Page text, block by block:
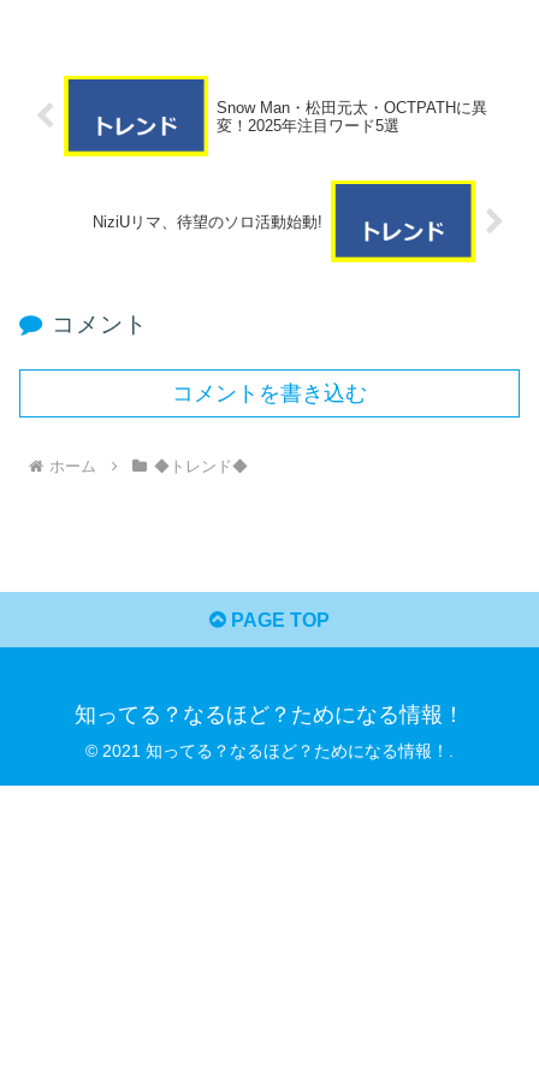
Snow Man・松田元太・OCTPATHに異
変！2025年注目ワード5選
NiziUリマ、待望のソロ活動始動!
コメント
コメントを書き込む
ホーム ◆トレンド◆
PAGE TOP
知ってる？なるほど？ためになる情報！
© 2021 知ってる？なるほど？ためになる情報！.